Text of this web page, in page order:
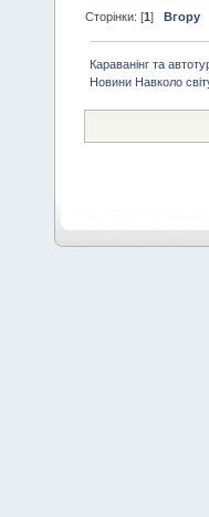
Сторінки: [1] Вгору
Караванінг та
Новини Навколо